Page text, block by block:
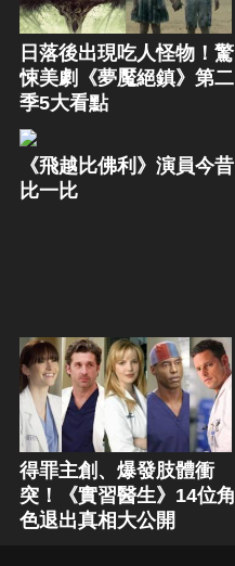
日落後出現吃人怪物！驚
悚美劇《夢魘絕鎮》第二
季5大看點
《飛越比佛利》演員今昔
比一比
得罪主創、爆發肢體衝
突！《實習醫生》14位角
色退出真相大公開